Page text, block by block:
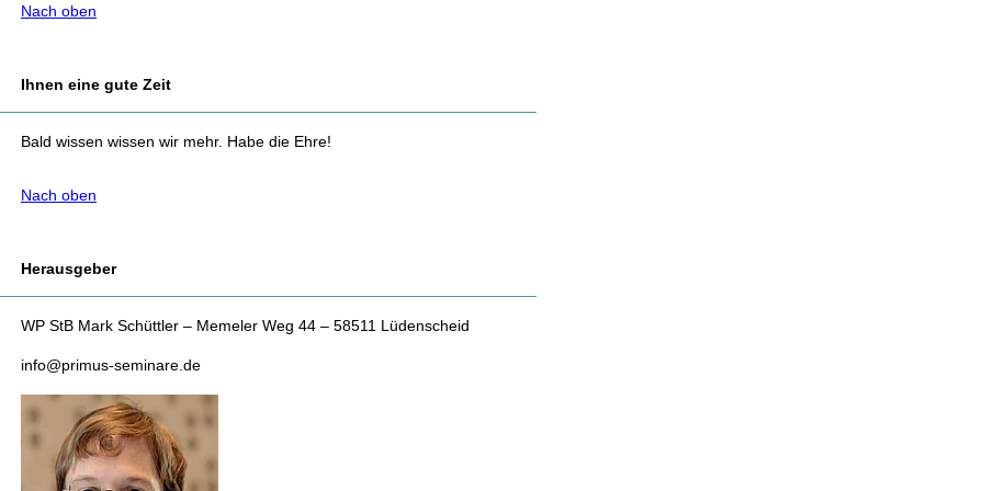
Nach oben
Ihnen eine gute Zeit
Bald wissen wissen wir mehr. Habe die Ehre!
Nach oben
Herausgeber
WP StB Mark Schüttler – Memeler Weg 44 – 58511 Lüdenscheid
info@primus-seminare.de